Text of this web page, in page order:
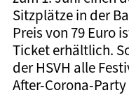
Sitzplätze in der
Preis von 79 Euro
Ticket erhältlich.
der HSVH alle
After-Corona-